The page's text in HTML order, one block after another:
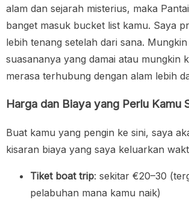
alam dan sejarah misterius, maka
banget masuk bucket list kamu. Saya
lebih tenang setelah dari sana.
suasananya yang damai atau mungkin
merasa terhubung dengan alam lebih
Harga dan Biaya yang Perlu Kamu
Buat kamu yang pengin ke sini, saya
kisaran biaya yang saya keluarkan
Tiket boat trip: sekitar €20–30
pelabuhan mana kamu naik)